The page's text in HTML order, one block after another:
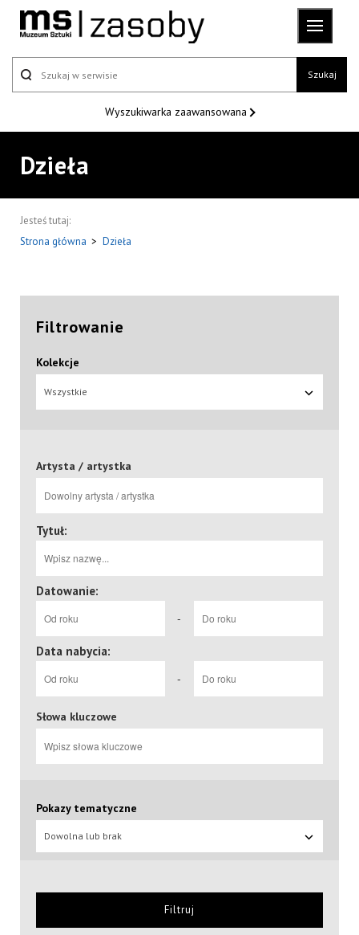
Szukaj
Wyszukiwarka zaawansowana
Dzieła
Jesteś tutaj:
Strona główna > Dzieła
Filtrowanie
Kolekcje
Wszystkie
Artysta / artystka
Tytuł:
Datowanie:
-
Data nabycia:
-
Słowa kluczowe
Pokazy tematyczne
Dowolna lub brak
Filtruj